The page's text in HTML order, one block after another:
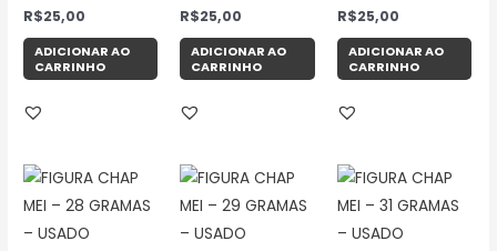
R$25,00
ADICIONAR AO
CARRINHO
R$25,00
ADICIONAR AO
CARRINHO
R$25,00
ADICIONAR AO
CARRINHO